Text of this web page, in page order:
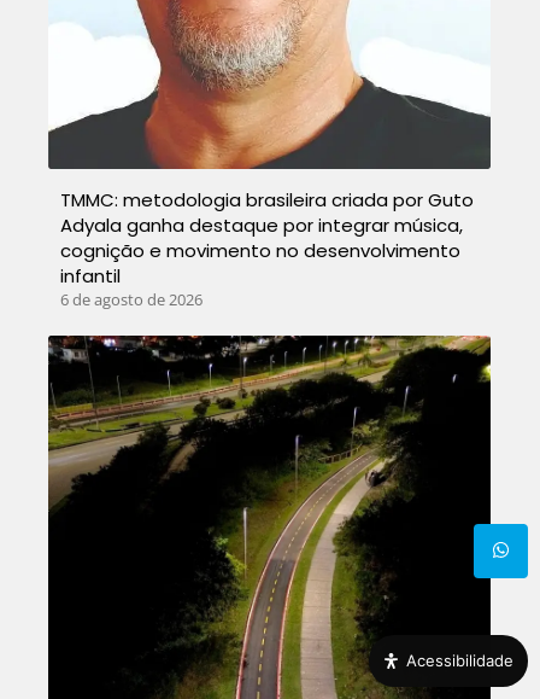
TMMC: metodologia brasileira criada por Guto
Adyala ganha destaque por integrar música,
cognição e movimento no desenvolvimento
infantil
6 de agosto de 2026
Acessibilidade